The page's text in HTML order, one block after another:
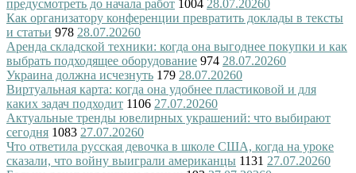
предусмотреть до начала работ 1004 28.07.20260
Как организатору конференции превратить доклады в тексты
и статьи 978 28.07.20260
Аренда складской техники: когда она выгоднее покупки и как
выбрать подходящее оборудование 974 28.07.20260
Украина должна исчезнуть 179 28.07.20260
Виртуальная карта: когда она удобнее пластиковой и для
каких задач подходит 1106 27.07.20260
Актуальные тренды ювелирных украшений: что выбирают
сегодня 1083 27.07.20260
Что ответила русская девочка в школе США, когда на уроке
сказали, что войну выиграли американцы 1131 27.07.20260